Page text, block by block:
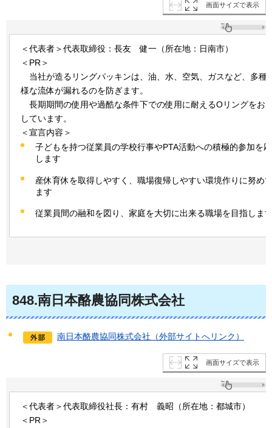
画面サイズで表示
＜代表者＞代表取締役：長友 健一（所在地：日南市）
＜PR＞
当社が造るリングパッキンは、油、水、空気、ガスなど、多種
様な流体が漏れるのを防ぎます。
長期期間の使用や過酷な条件下での使用に耐えるOリングをお
しています。
＜宣言内容＞
子どもを持つ従業員の学校行事やPTA活動への積極的参加を
します
産休育休を取得しやすく、職場復帰しやすい環境作りに努め
ます
従業員間の融和を図り、家庭を大切に出来る職場を目指しま
848.南日本酪農協同株式会社
南日本酪農協同株式会社（外部サイトへリンク）
画面サイズで表示
＜代表者＞代表取締役社長：有村 義昭 （所在地：都城市）
＜PR＞